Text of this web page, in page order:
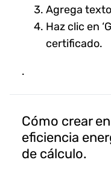
Agrega
Haz clic en
certificado.
.
Cómo crear
eficiencia
de cálculo.